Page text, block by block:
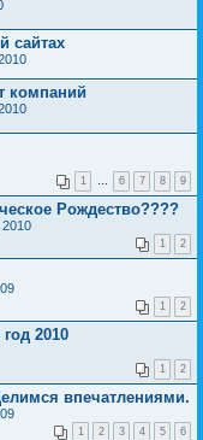
сайтах
компаний
1 … 6 7 8 9
Рождество????
2010
1 2
1 2
2010
1 2
впечатлениями.
1 2 3 4 5 6